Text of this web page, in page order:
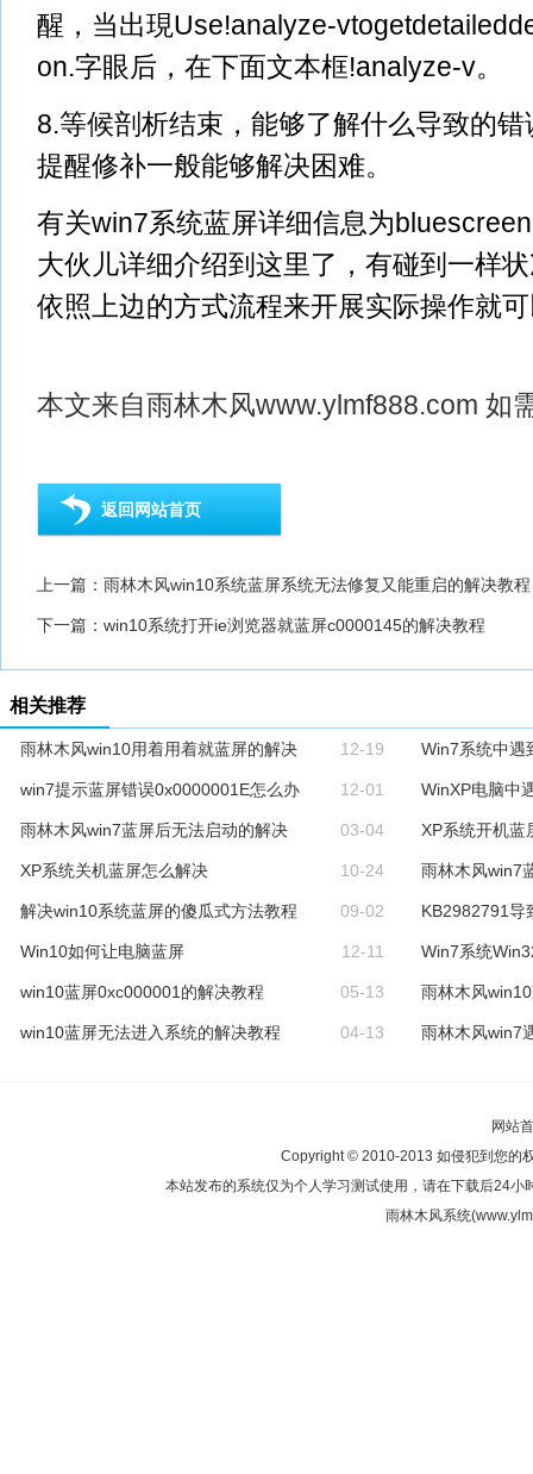
醒，当出現Use!analyze-
on.字眼后，在下面文本框!analyze-v。
8.等候剖析结束，能够了解什么导致的
提醒修补一般能够解决困难。
有关win7系统蓝屏详细信息为
大伙儿详细介绍到这里了，有碰到一样
依照上边的方式流程来开展实际操作就
本文来自雨林木风www.ylmf888.com 如
返回网站首页
上一篇： 雨林木风win10系统蓝屏系统无法修复又能重启的解决教程
下一篇： win10系统打开ie浏览器就蓝屏c0000145的解决教程
相关推荐
雨林木风win10用着用着就蓝屏的解决 12-19 Win7系统中遇
win7提示蓝屏错误0x0000001E怎么办 12-01 WinXP电脑中
雨林木风win7蓝屏后无法启动的解决 03-04 XP系统开机蓝
XP系统关机蓝屏怎么解决 10-24 雨林木风win7
解决win10系统蓝屏的傻瓜式方法教程 09-02 KB2982791导
Win10如何让电脑蓝屏 12-11 Win7系统
win10蓝屏0xc000001的解决教程 05-13 雨林木风
win10蓝屏无法进入系统的解决教程 04-13 雨林木风win7
网站
Copyright © 2010-2013 如侵犯到您的
本站发布的系统仅为个人学习测试使用，请在下载后24
雨林木风系统